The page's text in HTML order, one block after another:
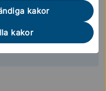
kakor
kakor